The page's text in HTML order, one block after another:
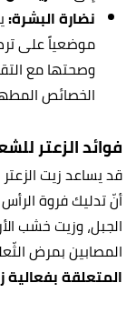
نضارة البشرة:
موضعياً على
وصحتها مع
الخصائص
فوائد الزعتر
قد يساعد زيت
أنّ تدليك فروة الرأس
الجبل، وزيت خشب
المصابين بمرض
المتعلقة بفعالية